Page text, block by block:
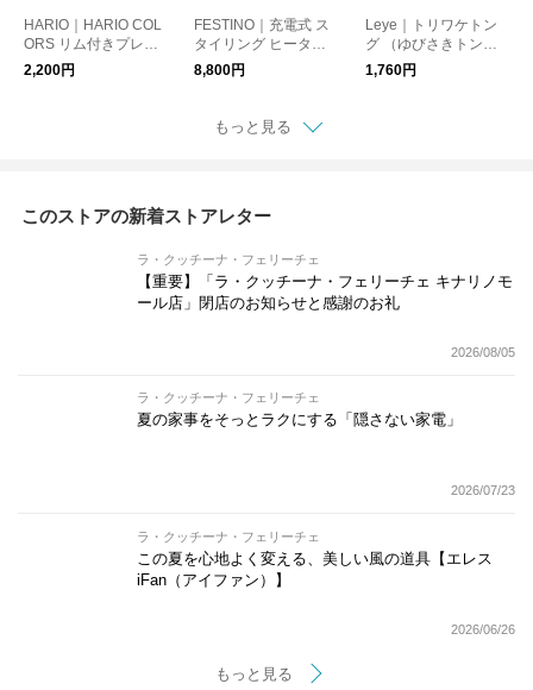
HARIO｜HARIO COL
ORS リム付きプレー
ト
2,200円
FESTINO｜充電式 ス
タイリング ヒーター
ブラシ
8,800円
Leye｜トリワケトン
グ （ゆびさきトン
グ） ギフトボックス
仕様
1,760円
もっと見る
このストアの新着ストアレター
ラ・クッチーナ・フェリーチェ
【重要】「ラ・クッチーナ・フェリーチェ キナリノモ
ール店」閉店のお知らせと感謝のお礼
2026/08/05
ラ・クッチーナ・フェリーチェ
夏の家事をそっとラクにする「隠さない家電」
2026/07/23
ラ・クッチーナ・フェリーチェ
この夏を心地よく変える、美しい風の道具【エレス
iFan（アイファン）】
2026/06/26
もっと見る